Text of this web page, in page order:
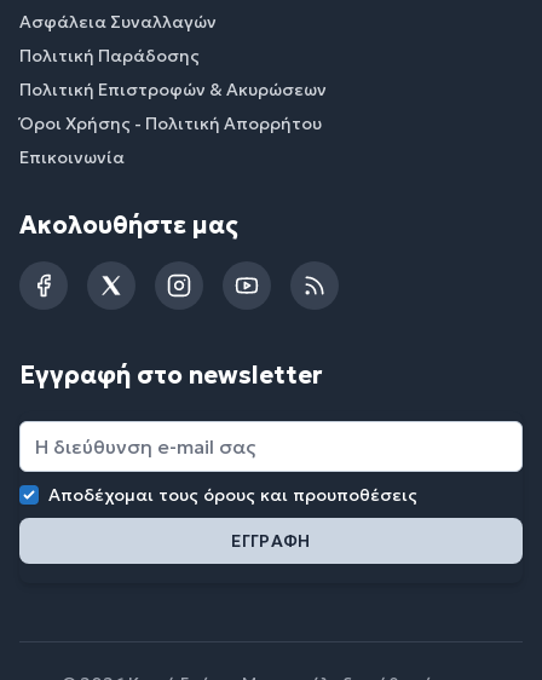
Ασφάλεια Συναλλαγών
Πολιτική Παράδοσης
Πολιτική Επιστροφών & Ακυρώσεων
Όροι Χρήσης - Πολιτική Απορρήτου
Επικοινωνία
Ακολουθήστε μας
FacebookTwitterInstagramYouTubeRSS
Εγγραφή στο newsletter
Αποδέχομαι τους όρους και προυποθέσεις